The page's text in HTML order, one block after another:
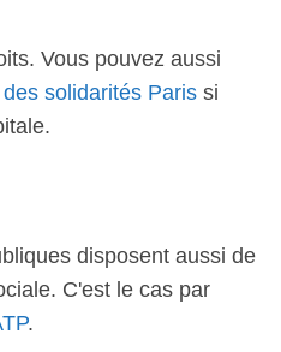
Vous pouvez aussi
solidarités Paris si
disposent aussi de
C'est le cas par
.